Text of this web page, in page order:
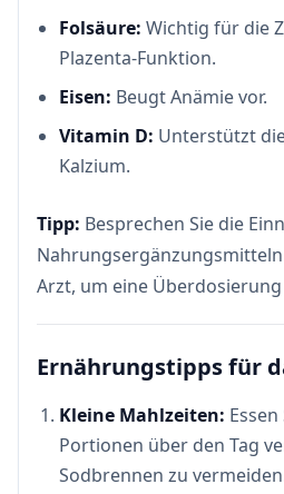
Folsäure: Wichtig für die
Plazenta-Funktion.
Eisen: Beugt Anämie vor.
Vitamin D: Unterstützt
Kalzium.
Tipp: Besprechen Sie die
Arzt, um eine
Ernährungstipps für
Kleine Mahlzeiten:
Portionen über den Tag
Sodbrennen zu